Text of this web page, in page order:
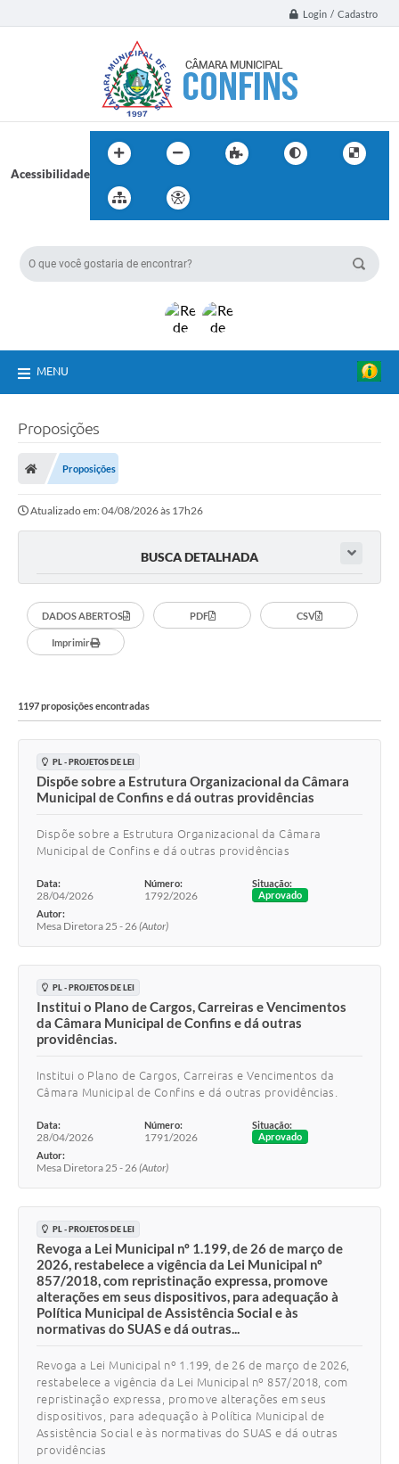
Login / Cadastro
Acessibilidade
MENU
Proposições
Proposições
Atualizado em: 04/08/2026 às 17h26
BUSCA DETALHADA
DADOS ABERTOS PDF CSV
Imprimir
1197 proposições encontradas
PL - PROJETOS DE LEI
Dispõe sobre a Estrutura Organizacional da Câmara
Municipal de Confins e dá outras providências
Dispõe sobre a Estrutura Organizacional da Câmara
Municipal de Confins e dá outras providências
Data:
28/04/2026
Número:
1792/2026
Situação:
Aprovado
Autor:
Mesa Diretora 25 - 26(Autor)
PL - PROJETOS DE LEI
Institui o Plano de Cargos, Carreiras e Vencimentos
da Câmara Municipal de Confins e dá outras
providências.
Institui o Plano de Cargos, Carreiras e Vencimentos da
Câmara Municipal de Confins e dá outras providências.
Data:
28/04/2026
Número:
1791/2026
Situação:
Aprovado
Autor:
Mesa Diretora 25 - 26(Autor)
PL - PROJETOS DE LEI
Revoga a Lei Municipal nº 1.199, de 26 de março de
2026, restabelece a vigência da Lei Municipal nº
857/2018, com repristinação expressa, promove
alterações em seus dispositivos, para adequação à
Política Municipal de Assistência Social e às
normativas do SUAS e dá outras...
Revoga a Lei Municipal nº 1.199, de 26 de março de 2026,
restabelece a vigência da Lei Municipal nº 857/2018, com
repristinação expressa, promove alterações em seus
dispositivos, para adequação à Política Municipal de
Assistência Social e às normativas do SUAS e dá outras
providências